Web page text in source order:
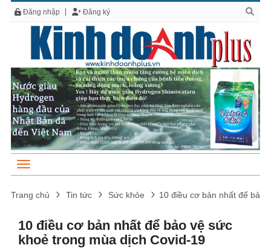
Đăng nhập Đăng ký
Trang chủ Tin tức Sức khỏe 10 điều cơ bản nhất để bảo
10 điều cơ bản nhất để bảo vệ sức
khoẻ trong mùa dịch Covid-19